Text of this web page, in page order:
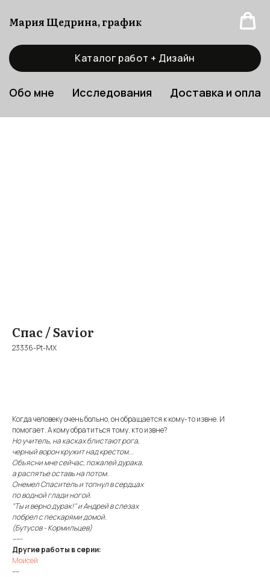
Мария Щедрина, график
Каталог работ + Дизайн
Обо мне Исследования Доставка и
Спас / Savior
23336-Pt-MX
Когда человеку очень больно, он обращается к кому-то извне. И
помогает. А кому обратиться тому, кто извне?
Но учитель, на касках блистают рога,
черный ворон кружит над крестом...
Объясни мне сейчас, пожалей дурака,
а распятье оставь на потом.
Онемел Спаситель и топнул в сердцах
по водной глади ногой.
"Ты и верно дурак!" и Андрей в слезах
побрел с пескарями домой.
(Бутусов - Кормильцев)
-----
Другие работы в серии:
Моисей
----